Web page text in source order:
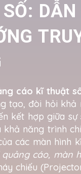
cáo kĩ thuật
tạo, đòi hỏi khả
kết hợp giữa sự
khả năng trình
các màn hình
cáo, màn
chiếu